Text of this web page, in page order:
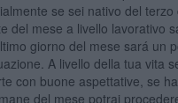
se sei nativo del
del mese a livello lavorativo
giorno del mese sará un
A livello della tua vita
con buone aspettative, se
del mese potrai